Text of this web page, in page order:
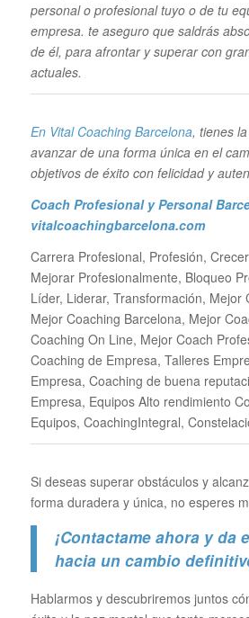
personal o profesional tuyo o de tu
empresa. te aseguro que saldrás
de él, para afrontar y superar con
actuales.
En Vital Coaching Barcelona, tienes
avanzar de una forma única en el
objetivos de éxito con felicidad y
Coach Profesional y Personal
vitalcoachingbarcelona.com
Carrera Profesional, Profesión,
Mejorar Profesionalmente, Bloqueo
Líder, Liderar, Transformación, Mejor
Mejor Coaching Barcelona, Mejor
Coaching On Line, Mejor Coach
Coaching de Empresa, Talleres
Empresa, Coaching de buena
Empresa, Equipos Alto rendimiento
Equipos, CoachingIntegral,
Si deseas superar obstáculos y
forma duradera y única, no esperes
¡Contactame ahora y da
hacia un cambio
Hablarmos y descubriremos juntos